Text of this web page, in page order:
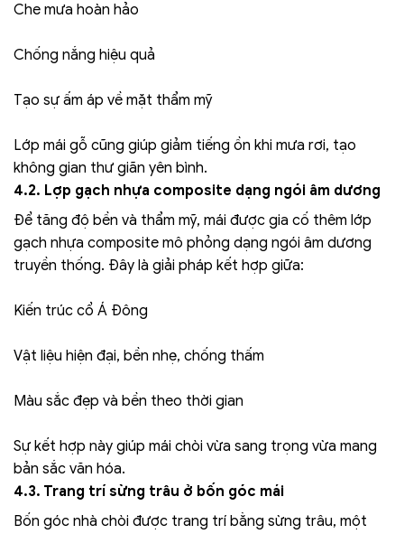
Che mưa hoàn hảo
Chống nắng hiệu quả
Tạo sự ấm áp về mặt thẩm mỹ
Lớp mái gỗ cũng giúp giảm tiếng ồn khi mưa rơi, tạo
không gian thư giãn yên bình.
4.2. Lợp gạch nhựa composite dạng ngói âm dương
Để tăng độ bền và thẩm mỹ, mái được gia cố thêm lớp
gạch nhựa composite mô phỏng dạng ngói âm dương
truyền thống. Đây là giải pháp kết hợp giữa:
Kiến trúc cổ Á Đông
Vật liệu hiện đại, bền nhẹ, chống thấm
Màu sắc đẹp và bền theo thời gian
Sự kết hợp này giúp mái chòi vừa sang trọng vừa mang
bản sắc văn hóa.
4.3. Trang trí sừng trâu ở bốn góc mái
Bốn góc nhà chòi được trang trí bằng sừng trâu, một